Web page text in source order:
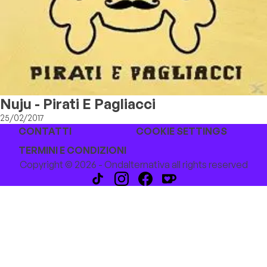
Nuju - Pirati E Pagliacci
25/02/2017
CONTATTI
COOKIE SETTINGS
TERMINI E CONDIZIONI
Copyright © 2026 - Ondalternativa all rights reserved